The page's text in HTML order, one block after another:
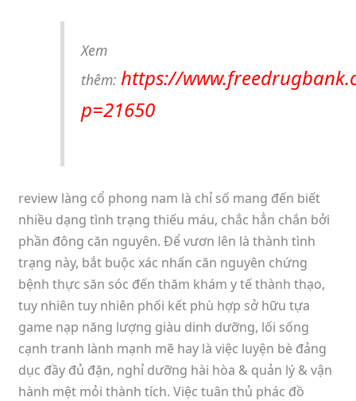
Xem
thêm: https://
p=21650
review làng cổ phong nam là chỉ số mang đến biết
nhiều dạng tình trạng thiếu máu, chắc hẳn chắn bởi
phần đông căn nguyên. Để vươn lên là thành tình
trạng này, bắt buộc xác nhấn căn nguyên chứng
bệnh thực săn sóc đến thăm khám y tế thành thạo,
tuy nhiên tuy nhiên phối kết phù hợp sở hữu tựa
game nạp năng lượng giàu dinh dưỡng, lối sống
cạnh tranh lành mạnh mẽ hay là việc luyện bè đảng
dục đầy đủ đặn, nghỉ dưỡng hài hòa & quản lý & vận
hành mệt mỏi thành tích. Việc tuân thủ phác đồ